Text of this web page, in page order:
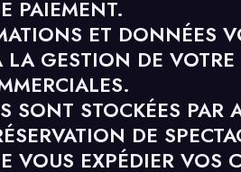
PAIEMENT.
ET DONNÉES
LA GESTION DE
SONT STOCKÉES PAR
DE
VOUS EXPÉDIER VOS